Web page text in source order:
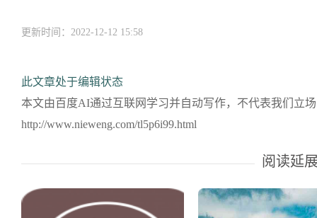
更新时间：2022-12-12 15:58
此文章处于编辑状态
本文由百度AI通过互联网学习并自动写作，不代表我们立
http://www.nieweng.com/tl5p6i99.html
阅读延